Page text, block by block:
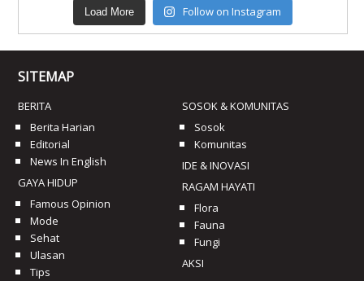
Load More Follow on Instagram
SITEMAP
BERITA
Berita Harian
Editorial
News In English
GAYA HIDUP
Famous Opinion
Mode
Sehat
Ulasan
Tips
SOSOK & KOMUNITAS
Sosok
Komunitas
IDE & INOVASI
RAGAM HAYATI
Flora
Fauna
Fungi
AKSI